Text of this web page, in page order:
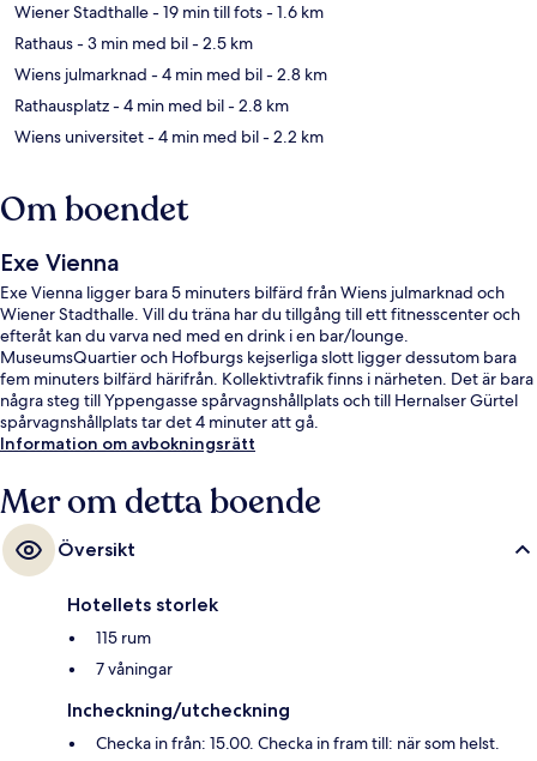
Wiener Stadthalle- 19 min till fots- 1.6 km
Rathaus- 3 min med bil- 2.5 km
Wiens julmarknad - 4 min med bil- 2.8 km
Rathausplatz- 4 min med bil- 2.8 km
Wiens universitet- 4 min med bil- 2.2 km
Om boendet
Exe Vienna
Exe Vienna ligger bara 5 minuters bilfärd från Wiens julmarknad och
Wiener Stadthalle. Vill du träna har du tillgång till ett fitnesscenter och
efteråt kan du varva ned med en drink i en bar/lounge.
MuseumsQuartier och Hofburgs kejserliga slott ligger dessutom bara
fem minuters bilfärd härifrån. Kollektivtrafik finns i närheten. Det är bara
några steg till Yppengasse spårvagnshållplats och till Hernalser Gürtel
spårvagnshållplats tar det 4 minuter att gå.
Information om avbokningsrätt
Mer om detta boende
Översikt
Hotellets storlek
115 rum
7 våningar
Incheckning/utcheckning
Checka in från: 15.00. Checka in fram till: när som helst.